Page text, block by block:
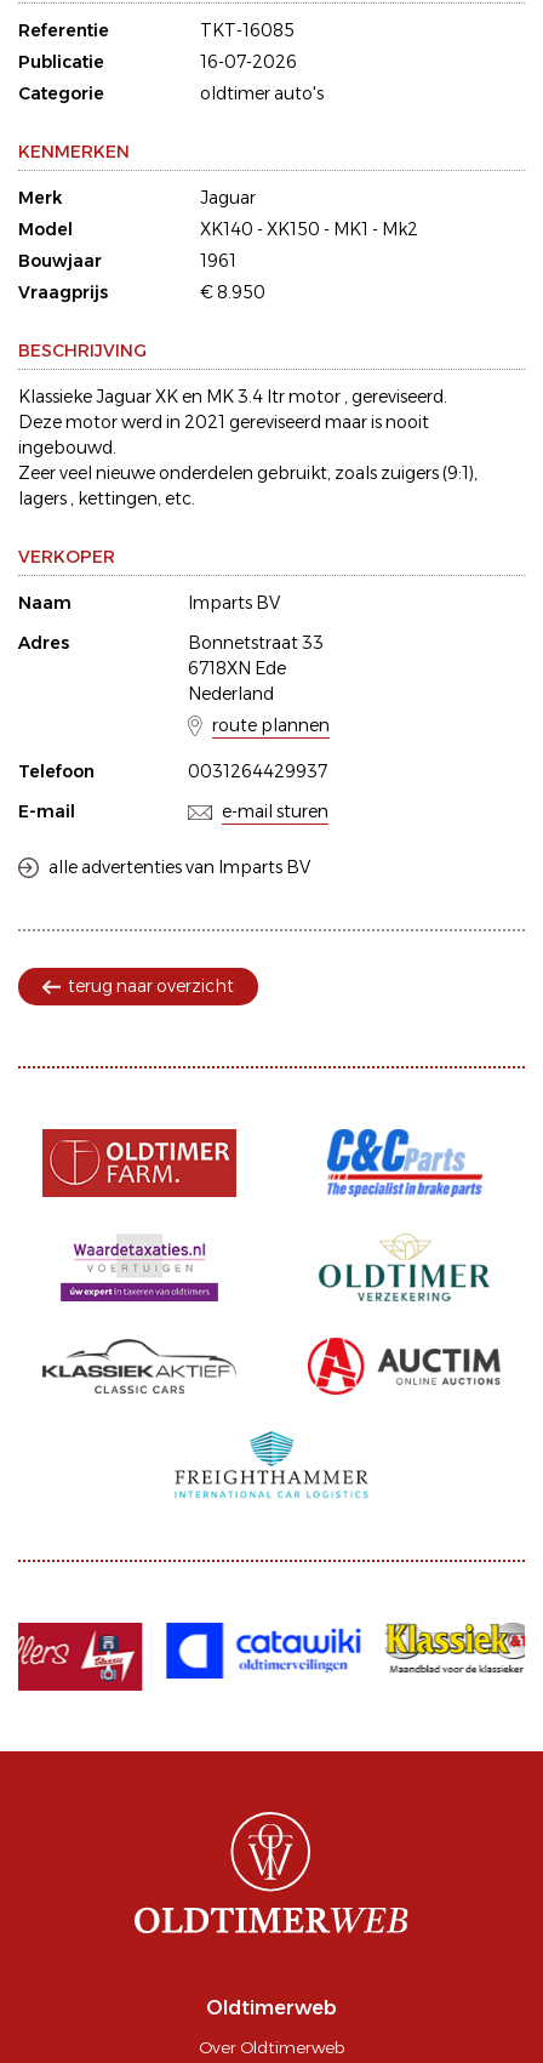
Referentie
TKT-16085
Publicatie
16-07-2026
Categorie
oldtimer auto's
KENMERKEN
Merk
Jaguar
Model
XK140 - XK150 - MK1 - Mk2
Bouwjaar
1961
Vraagprijs
€ 8.950
BESCHRIJVING
Klassieke Jaguar XK en MK 3.4 ltr motor , gereviseerd.
Deze motor werd in 2021 gereviseerd maar is nooit
ingebouwd.
Zeer veel nieuwe onderdelen gebruikt, zoals zuigers (9:1),
lagers , kettingen, etc.
VERKOPER
Naam
Imparts BV
Adres
Bonnetstraat 33
6718XN Ede
Nederland
route plannen
Telefoon
0031264429937
E-mail
e-mail sturen
alle advertenties van Imparts BV
terug naar overzicht
Oldtimerweb
Over Oldtimerweb